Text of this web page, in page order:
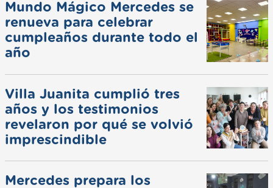
Mundo Mágico Mercedes se
renueva para celebrar
cumpleaños durante todo el
año
Villa Juanita cumplió tres
años y los testimonios
revelaron por qué se volvió
imprescindible
Mercedes prepara los